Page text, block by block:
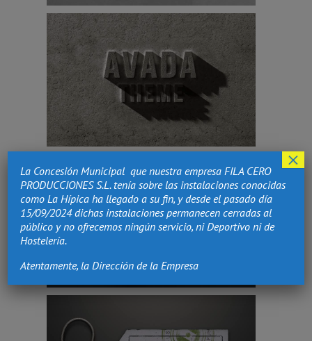
La Concesión Municipal que nuestra empresa FILA CERO
PRODUCCIONES S.L. tenía sobre las instalaciones conocidas
como La Hípica ha llegado a su fin, y desde el pasado día
15/09/2024 dichas instalaciones permanecen cerradas al
público y no ofrecemos ningún servicio, ni Deportivo ni de
Hostelería.
Atentamente, la Dirección de la Empresa
×